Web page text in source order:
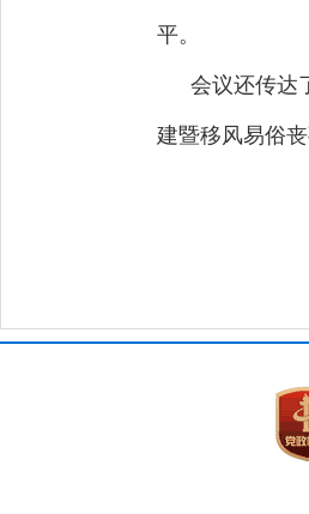
平。
会议还传达
建暨移风易俗